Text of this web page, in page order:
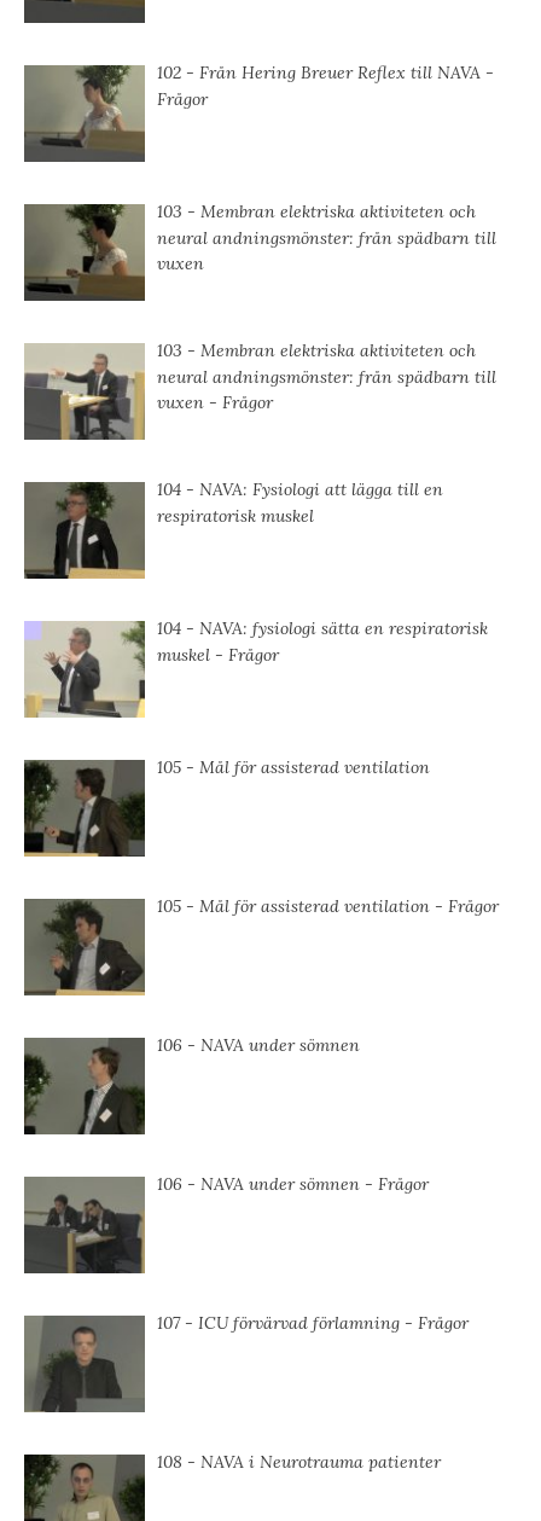
102 - Från Hering Breuer Reflex till NAVA -
Frågor
103 - Membran elektriska aktiviteten och
neural andningsmönster: från spädbarn till
vuxen
103 - Membran elektriska aktiviteten och
neural andningsmönster: från spädbarn till
vuxen - Frågor
104 - NAVA: Fysiologi att lägga till en
respiratorisk muskel
104 ⁠- NAVA: fysiologi sätta en respiratorisk
muskel ⁠- Frågor
105 - Mål för assisterad ventilation
105 - Mål för assisterad ventilation - Frågor
106 - NAVA under sömnen
106 - NAVA under sömnen - Frågor
107 - ICU förvärvad förlamning - Frågor
108 - NAVA i Neurotrauma patienter